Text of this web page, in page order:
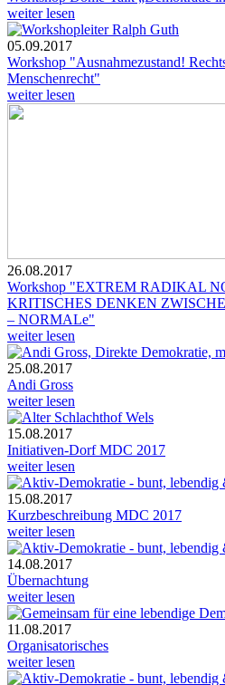
weiter lesen
05.09.2017
Workshop "Ausnahmezustand!
Menschenrecht"
weiter lesen
26.08.2017
Workshop "EXTREM RADIKAL
KRITISCHES DENKEN
– NORMALe"
weiter lesen
25.08.2017
Andi Gross
weiter lesen
15.08.2017
Initiativen-Dorf MDC 2017
weiter lesen
15.08.2017
Kurzbeschreibung MDC 2017
weiter lesen
14.08.2017
Übernachtung
weiter lesen
11.08.2017
Organisatorisches
weiter lesen